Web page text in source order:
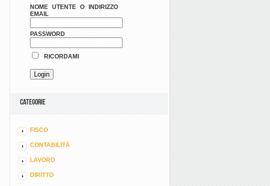
NOME UTENTE O INDIRIZZO
EMAIL
PASSWORD
RICORDAMI
CATEGORIE
FISCO
CONTABILITÀ
LAVORO
DIRITTO